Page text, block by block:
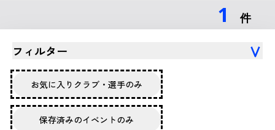
1 件
フィルター
お気に入りクラブ・選手のみ
保存済みのイベントのみ